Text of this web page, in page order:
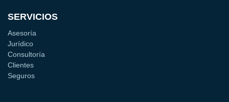
SERVICIOS
Asesoría
Jurídico
Consultoría
Clientes
Seguros